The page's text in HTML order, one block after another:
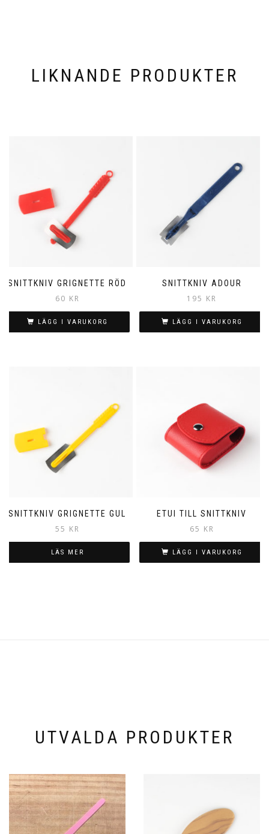
LIKNANDE PRODUKTER
SNITTKNIV GRIGNETTE RÖD
60 KR
LÄGG I VARUKORG
SNITTKNIV ADOUR
195 KR
LÄGG I VARUKORG
SNITTKNIV GRIGNETTE GUL
55 KR
LÄS MER
ETUI TILL SNITTKNIV
65 KR
LÄGG I VARUKORG
UTVALDA PRODUKTER